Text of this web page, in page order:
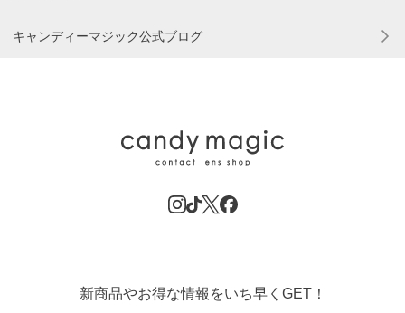
キャンディーマジック公式ブログ
新商品やお得な情報をいち早くGET！